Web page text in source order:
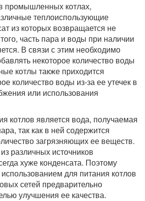
промышленных котлах,
теплоиспользующие
из которых возвращается не
часть пара и воды при наличии
В связи с этим необходимо
некоторое количество воды
котлы также приходится
количество воды из-за ее утечек в
или использования
котлов является вода, получаемая
так как в ней содержится
загрязняющих ее веществ.
различных источников
хуже конденсата. Поэтому
для питания котлов
сетей предварительно
улучшения ее качества.